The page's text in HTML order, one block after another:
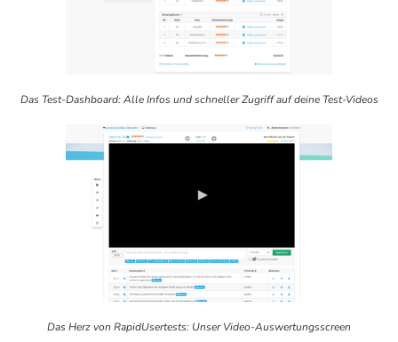
Das Test-Dashboard: Alle Infos und schneller Zugriff auf deine Test-Videos
Das Herz von RapidUsertests: Unser Video-Auswertungsscreen